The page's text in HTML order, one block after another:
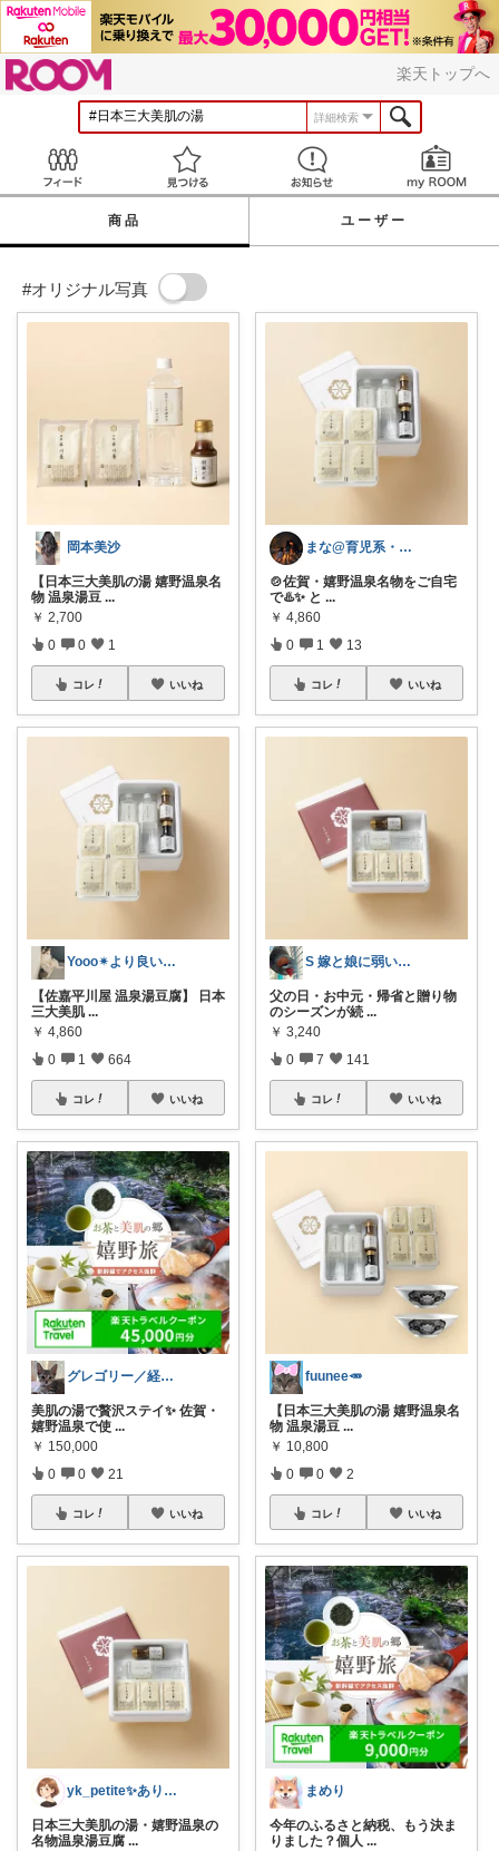
楽天トップへ
詳細検索
見つける お知らせ
商品 ユーザー
#オリジナル写真
岡本美沙
【日本三大美肌の湯 嬉野温泉名
物 温泉湯豆 ...
￥ 2,700
0 0 1
コレ いいね
Yooo✴︎より良い暮らし✴︎
【佐嘉平川屋 温泉湯豆腐】 日本
三大美肌 ...
￥ 4,860
0 1 664
コレ いいね
グレゴリー／経由購入感謝です💕
美肌の湯で贅沢ステイ✨ 佐賀・
嬉野温泉で使 ...
￥ 150,000
0 0 21
コレ いいね
yk_petite✨ありがとう😊
日本三大美肌の湯・嬉野温泉の
名物温泉湯豆腐 ...
まな@育児系・産後ダイエットと美容
🍲佐賀・嬉野温泉名物をご自宅
で♨️✨ と ...
￥ 4,860
0 1 13
コレ いいね
S 嫁と娘に弱い旦那
父の日・お中元・帰省と贈り物
のシーズンが続 ...
￥ 3,240
0 7 141
コレ いいね
fuunee🥕
【日本三大美肌の湯 嬉野温泉名
物 温泉湯豆 ...
￥ 10,800
0 0 2
コレ いいね
まめり
今年のふるさと納税、もう決ま
りました？個人 ...